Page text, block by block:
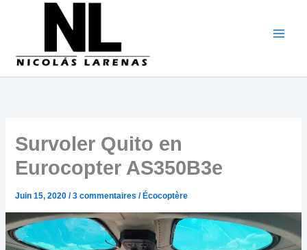
Survoler Quito en
Eurocopter AS350B3e
Juin 15, 2020/3 commentaires / Écocoptère